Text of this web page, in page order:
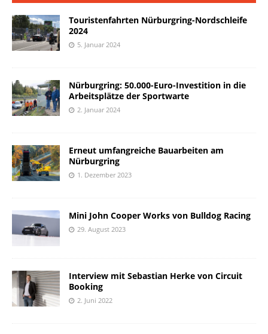
Touristenfahrten Nürburgring-Nordschleife
2024
5. Januar 2024
Nürburgring: 50.000-Euro-Investition in die
Arbeitsplätze der Sportwarte
2. Januar 2024
Erneut umfangreiche Bauarbeiten am
Nürburgring
1. Dezember 2023
Mini John Cooper Works von Bulldog Racing
29. August 2023
Interview mit Sebastian Herke von Circuit
Booking
2. Juni 2022